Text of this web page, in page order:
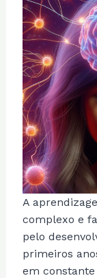
A
complexo e
pelo
primeiros
em constante